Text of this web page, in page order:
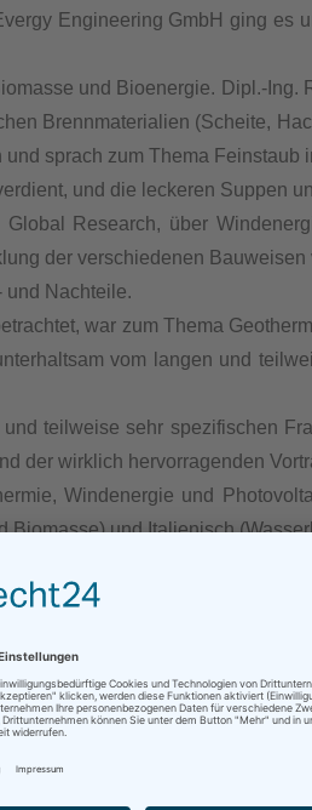
Engineering GmbH ging
und Bioenergie. Dipl.-
Brennmaterialien (Scheite,
sprach zum Thema Feinstaub
und die leckeren Suppen
Research, über
der verschiedenen
und Nachteile.
war zum Thema
vom langen und
teilweise sehr spezifischen
der wirklich hervorragenden
Windenergie und
und Italienisch
ihrem Gebiet erfahrene
teils später per Link
über Geothermie EN-
ersten Versuch einer
mich als relativen Neuling
Tischgenossinnen ausgiebig
und der Wunsch ein solches